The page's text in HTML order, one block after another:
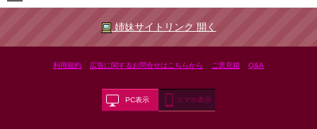
姉妹サイトリンク 開く
利用規約 広告に関するお問合せはこちらから ご意見箱 Q&A
PC表示 スマホ表示